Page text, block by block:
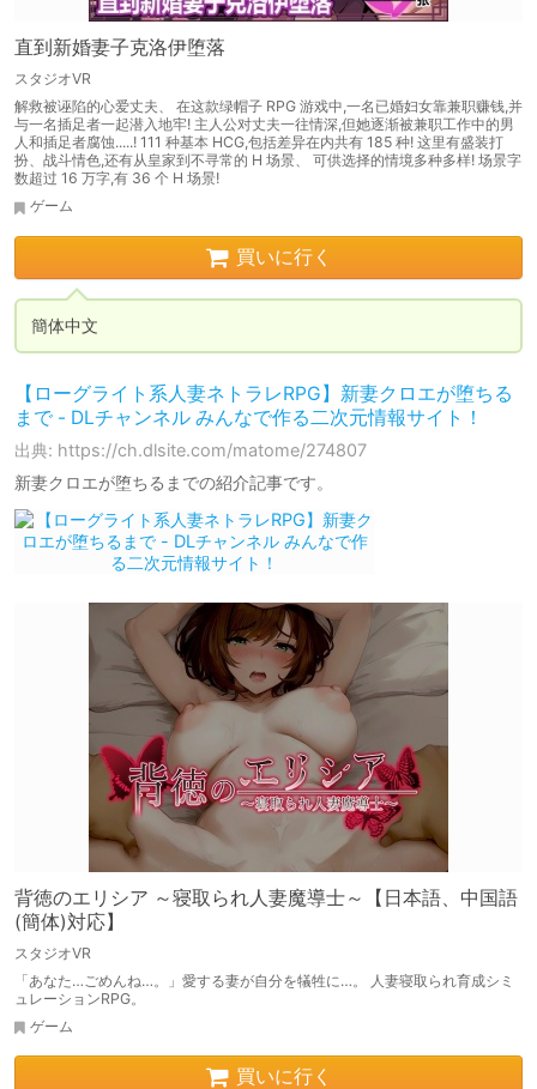
直到新婚妻子克洛伊堕落
スタジオVR
解救被诬陷的心爱丈夫、 在这款绿帽子 RPG 游戏中,一名已婚妇女靠兼职赚钱,并
与一名插足者一起潜入地牢! 主人公对丈夫一往情深,但她逐渐被兼职工作中的男
人和插足者腐蚀.....! 111 种基本 HCG,包括差异在内共有 185 种! 这里有盛装打
扮、战斗情色,还有从皇家到不寻常的 H 场景、 可供选择的情境多种多样! 场景字
数超过 16 万字,有 36 个 H 场景!
ゲーム
買いに行く
簡体中文
【ローグライト系人妻ネトラレRPG】新妻クロエが堕ちる
まで - DLチャンネル みんなで作る二次元情報サイト！
出典: https://ch.dlsite.com/matome/274807
新妻クロエが堕ちるまでの紹介記事です。
背徳のエリシア ～寝取られ人妻魔導士～【日本語、中国語
(簡体)対応】
スタジオVR
「あなた…ごめんね…。」愛する妻が自分を犠牲に…。 人妻寝取られ育成シミ
ュレーションRPG。
ゲーム
買いに行く